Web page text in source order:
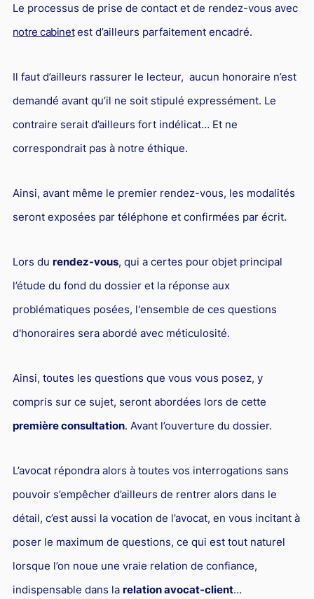
Le processus de prise de contact et de rendez-vous avec
notre cabinetest d’ailleurs parfaitement encadré.
Il faut d’ailleurs rassurer le lecteur, aucun honoraire n’est
demandé avant qu’il ne soit stipulé expressément. Le
contraire serait d’ailleurs fort indélicat… Et ne
correspondrait pas à notre éthique.
Ainsi, avant même le premier rendez-vous, les modalités
seront exposées par téléphone et confirmées par écrit.
Lors du rendez-vous, qui a certes pour objet principal
l’étude du fond du dossier et la réponse aux
problématiques posées, l'ensemble de ces questions
d'honoraires sera abordé avec méticulosité.
Ainsi, toutes les questions que vous vous posez, y
compris sur ce sujet, seront abordées lors de cette
première consultation. Avant l’ouverture du dossier.
L’avocat répondra alors à toutes vos interrogations sans
pouvoir s’empêcher d’ailleurs de rentrer alors dans le
détail, c’est aussi la vocation de l’avocat, en vous incitant à
poser le maximum de questions, ce qui est tout naturel
lorsque l’on noue une vraie relation de confiance,
indispensable dans la relation avocat-client…